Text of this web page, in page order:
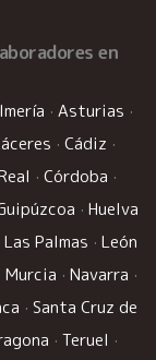
en
· Asturias ·
· Cádiz ·
· Córdoba ·
· Huelva
Las Palmas · León
Murcia · Navarra ·
· Santa Cruz de
· Teruel ·